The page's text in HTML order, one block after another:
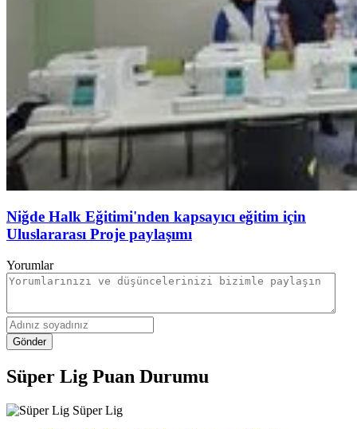
Niğde Halk Eğitimi'nden kapsayıcı eğitim için
Uluslararası Proje paylaşımı
Yorumlar
Gönder
Süper Lig Puan Durumu
Süper Lig